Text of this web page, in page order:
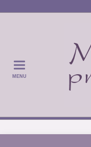
MENU